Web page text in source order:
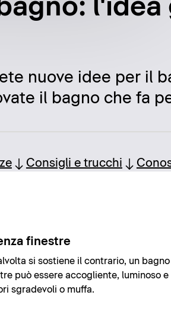
nuove idee per il
il bagno che fa
Consigli e trucchi
finestre
si sostiene il contrario, un bagno
può essere accogliente, luminoso e
sgradevoli o muffa.